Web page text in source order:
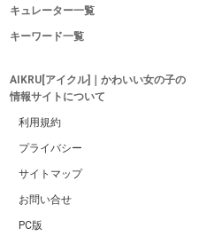
キュレーター一覧
キーワード一覧
AIKRU[アイクル]｜かわいい女の子の
情報サイトについて
利用規約
プライバシー
サイトマップ
お問い合せ
PC版